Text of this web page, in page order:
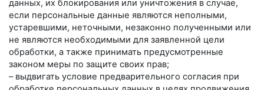
данных, их блокирования или уничтожения в случае,
если персональные данные являются неполными,
устаревшими, неточными, незаконно полученными или
не являются необходимыми для заявленной цели
обработки, а также принимать предусмотренные
законом меры по защите своих прав;
– выдвигать условие предварительного согласия при